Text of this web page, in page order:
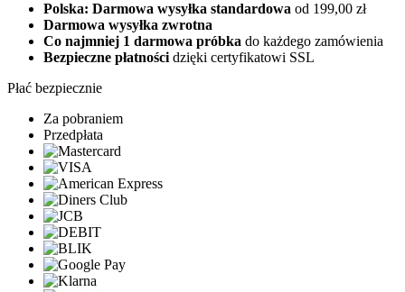
Polska: Darmowa wysyłka standardowa od 199,00 zł
Darmowa wysyłka zwrotna
Co najmniej 1 darmowa próbka do każdego zamówienia
Bezpieczne płatności dzięki certyfikatowi SSL
Płać bezpiecznie
Za pobraniem
Przedpłata